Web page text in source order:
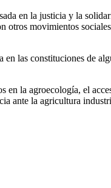
en la justicia y la
movimientos
las constituciones de
en la agroecología, el
ante la agricultura